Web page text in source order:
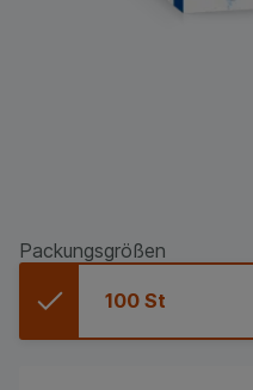
Packungsgrößen
100 St